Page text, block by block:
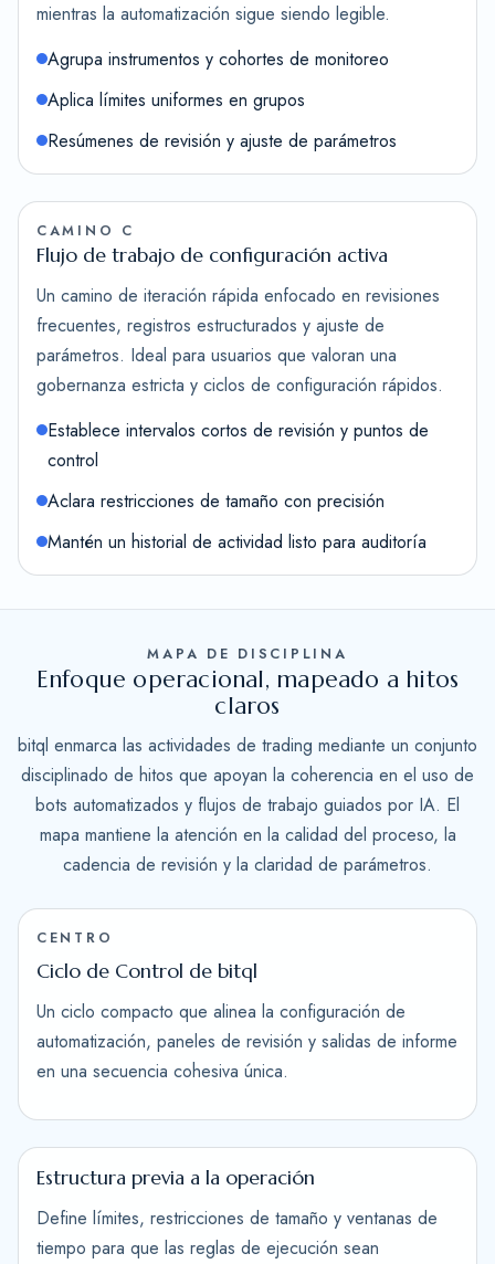
mientras la automatización sigue siendo legible.
Agrupa instrumentos y cohortes de monitoreo
Aplica límites uniformes en grupos
Resúmenes de revisión y ajuste de parámetros
CAMINO C
Flujo de trabajo de configuración activa
Un camino de iteración rápida enfocado en revisiones
frecuentes, registros estructurados y ajuste de
parámetros. Ideal para usuarios que valoran una
gobernanza estricta y ciclos de configuración rápidos.
Establece intervalos cortos de revisión y puntos de
control
Aclara restricciones de tamaño con precisión
Mantén un historial de actividad listo para auditoría
MAPA DE DISCIPLINA
Enfoque operacional, mapeado a hitos
claros
bitql enmarca las actividades de trading mediante un conjunto
disciplinado de hitos que apoyan la coherencia en el uso de
bots automatizados y flujos de trabajo guiados por IA. El
mapa mantiene la atención en la calidad del proceso, la
cadencia de revisión y la claridad de parámetros.
CENTRO
Ciclo de Control de bitql
Un ciclo compacto que alinea la configuración de
automatización, paneles de revisión y salidas de informe
en una secuencia cohesiva única.
Estructura previa a la operación
Define límites, restricciones de tamaño y ventanas de
tiempo para que las reglas de ejecución sean